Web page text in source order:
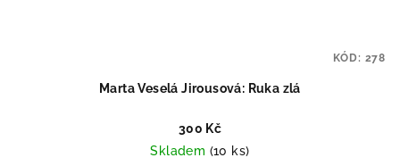
Marta Veselá Jirousová: Ruka zlá
300 Kč
Skladem (10 ks)
KÓD: 278